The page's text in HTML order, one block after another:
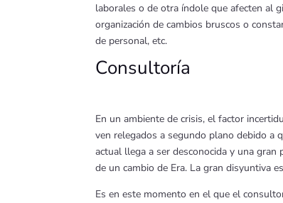
laborales o de otra índole que afecten al
organización de cambios bruscos o
de personal, etc.
Consultoría
En un ambiente de crisis, el factor
ven relegados a segundo plano debido a
actual llega a ser desconocida y una
de un cambio de Era. La gran disyuntiva
Es en este momento en el que el